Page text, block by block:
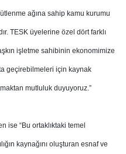
ağına sahip kamu kurumu
TESK üyelerine özel dört farklı
işletme sahibinin ekonomimize
geçirebilmeleri için kaynak
mutluluk duyuyoruz.”
ise “Bu ortaklıktaki temel
kaynağını oluşturan esnaf ve